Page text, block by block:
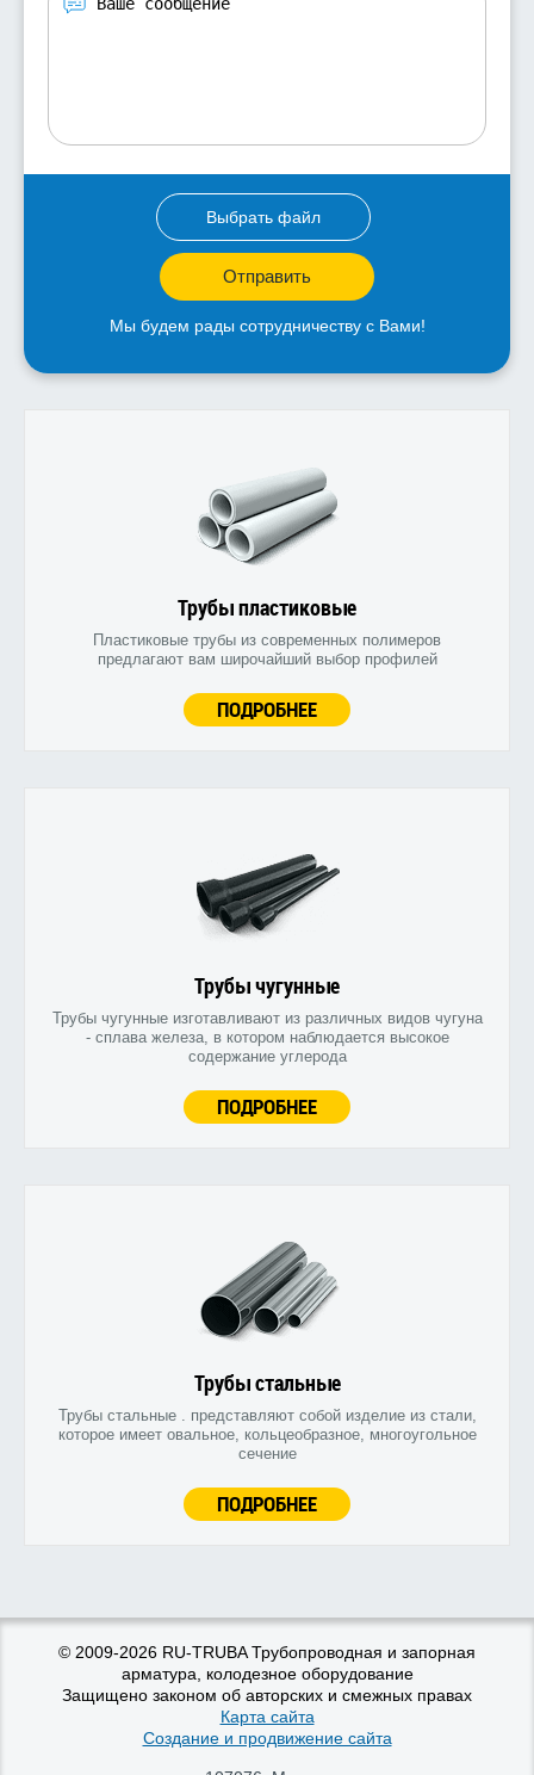
Выбрать файл
Отправить
Мы будем рады сотрудничеству с Вами!
Трубы пластиковые
Пластиковые трубы из современных полимеров
предлагают вам широчайший выбор профилей
ПОДРОБНЕЕ
Трубы чугунные
Трубы чугунные изготавливают из различных видов чугуна
- сплава железа, в котором наблюдается высокое
содержание углерода
ПОДРОБНЕЕ
Трубы стальные
Трубы стальные . представляют собой изделие из стали,
которое имеет овальное, кольцеобразное, многоугольное
сечение
ПОДРОБНЕЕ
© 2009-2026 RU-TRUBA Трубопроводная и запорная
арматура, колодезное оборудование
Защищено законом об авторских и смежных правах
Карта сайта
Создание и продвижение сайта